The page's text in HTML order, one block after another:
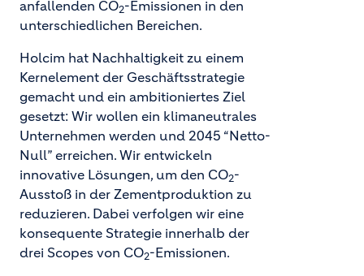
anfallenden CO2-Emissionen in den
unterschiedlichen Bereichen.
Holcim hat Nachhaltigkeit zu einem
Kernelement der Geschäftsstrategie
gemacht und ein ambitioniertes Ziel
gesetzt: Wir wollen ein klimaneutrales
Unternehmen werden und 2045 “Netto-
Null” erreichen. Wir entwickeln
innovative Lösungen, um den CO2-
Ausstoß in der Zementproduktion zu
reduzieren. Dabei verfolgen wir eine
konsequente Strategie innerhalb der
drei Scopes von CO2-Emissionen.